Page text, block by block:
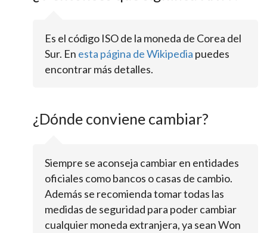
Es el código ISO de la moneda de Corea del
Sur. En esta página de Wikipedia puedes
encontrar más detalles.
¿Dónde conviene cambiar?
Siempre se aconseja cambiar en entidades
oficiales como bancos o casas de cambio.
Además se recomienda tomar todas las
medidas de seguridad para poder cambiar
cualquier moneda extranjera, ya sean Won